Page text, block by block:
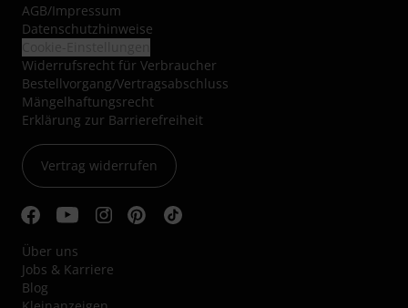
AGB/Impressum
Datenschutzhinweise
Widerrufsrecht für Verbraucher
Bestellvorgang/Vertragsabschluss
Mängelhaftungsrecht
Erklärung zur Barrierefreiheit
Vertrag widerrufen
Über uns
Jobs & Karriere
Blog